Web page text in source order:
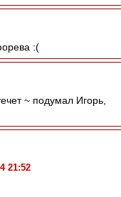
:(
~ подумал Игорь,
21:52